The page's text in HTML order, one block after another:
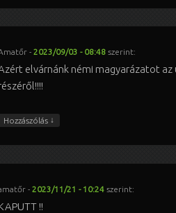
- 2023/09/03 - 08:48 szerint:
elvárnánk némi magyarázatot
Hozzászólás ↓
- 2023/11/21 - 10:24 szerint:
!!